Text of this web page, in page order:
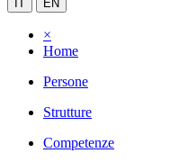
IT EN
×
Home
Persone
Strutture
Competenze